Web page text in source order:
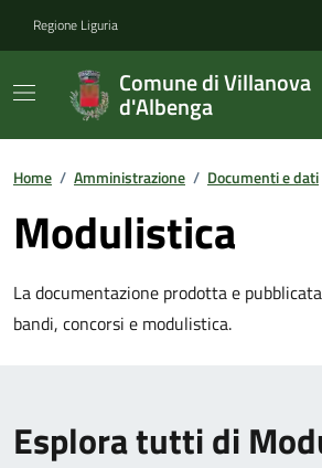
Regione Liguria
Comune di Villanova
d'Albenga
Home / Amministrazione / Documenti e dati
Modulistica
La documentazione prodotta e
bandi, concorsi e modulistica.
Esplora tutti di